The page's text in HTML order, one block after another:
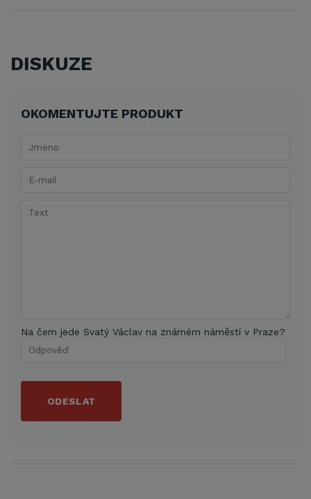
DISKUZE
OKOMENTUJTE PRODUKT
Na čem jede Svatý Václav na známém náměstí v Praze?
ODESLAT